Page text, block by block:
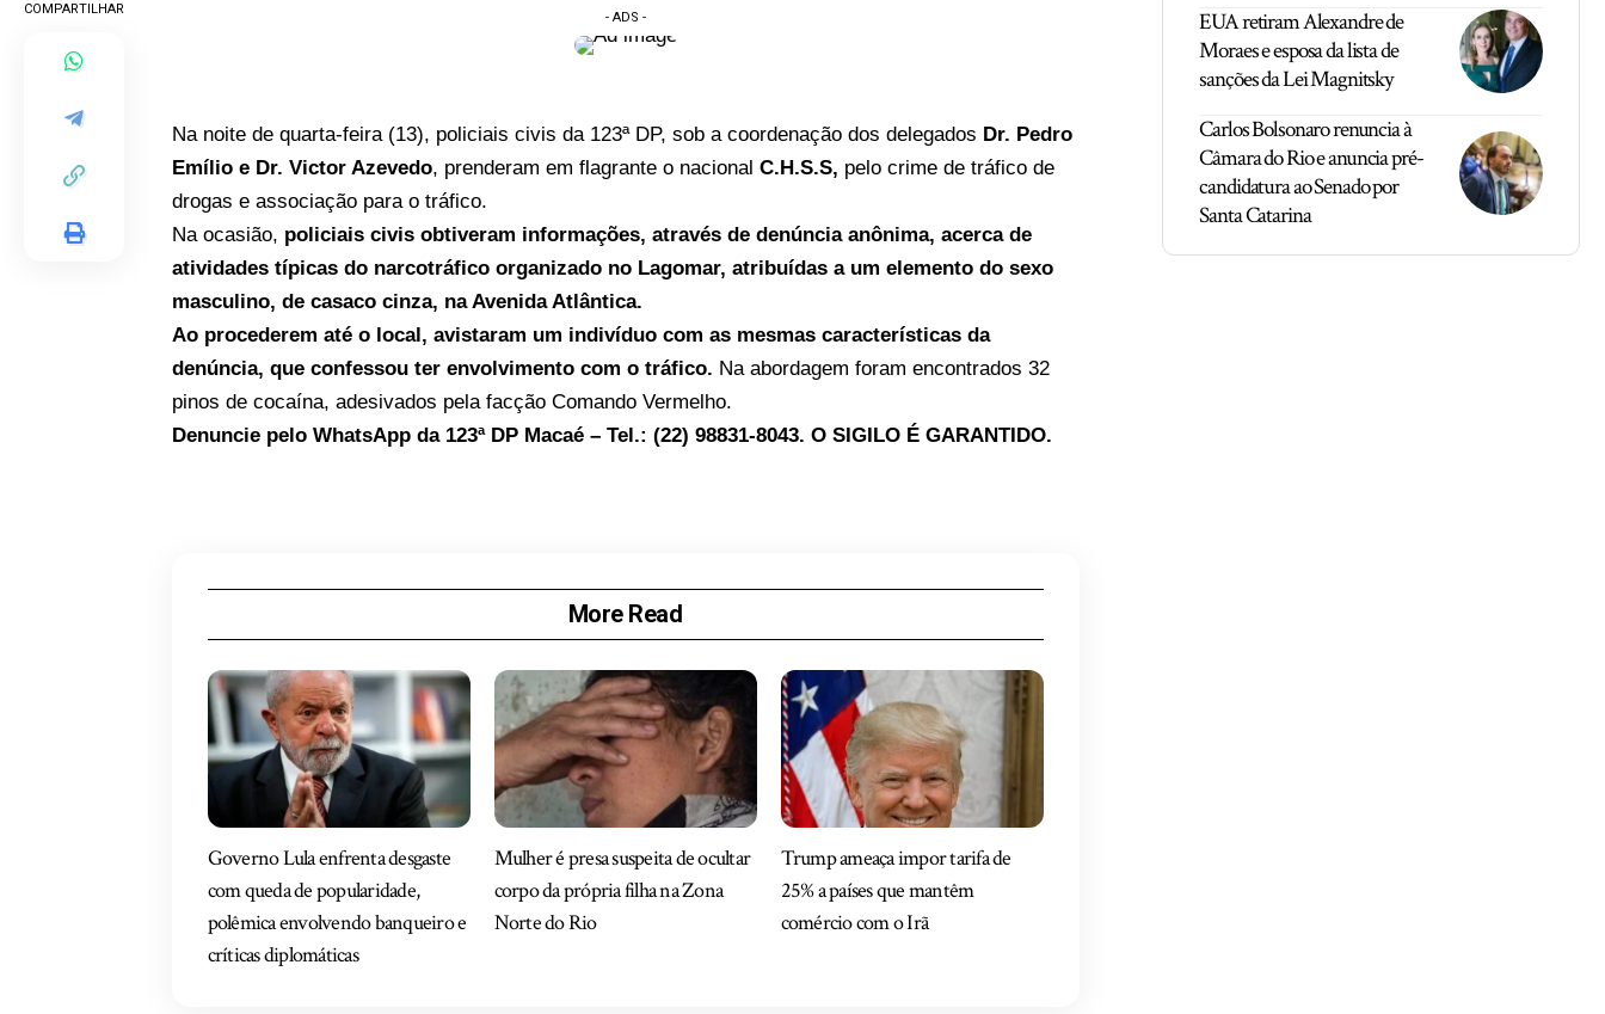
COMPARTILHAR
- ADS -
Na noite de quarta-feira (13), policiais civis da 123ª DP, sob a coordenação dos delegados Dr. Pedro
Emílio e Dr. Victor Azevedo, prenderam em flagrante o nacional C.H.S.S, pelo crime de tráfico de
drogas e associação para o tráfico.
Na ocasião, policiais civis obtiveram informações, através de denúncia anônima, acerca de
atividades típicas do narcotráfico organizado no Lagomar, atribuídas a um elemento do sexo
masculino, de casaco cinza, na Avenida Atlântica.
Ao procederem até o local, avistaram um indivíduo com as mesmas características da
denúncia, que confessou ter envolvimento com o tráfico. Na abordagem foram encontrados 32
pinos de cocaína, adesivados pela facção Comando Vermelho.
Denuncie pelo WhatsApp da 123ª DP Macaé – Tel.: (22) 98831-8043. O SIGILO É GARANTIDO.
More Read
Governo Lula enfrenta desgaste
com queda de popularidade,
polêmica envolvendo banqueiro e
críticas diplomáticas
Mulher é presa suspeita de ocultar
corpo da própria filha na Zona
Norte do Rio
Trump ameaça impor tarifa de
25% a países que mantêm
comércio com o Irã
EUA retiram Alexandre de
Moraes e esposa da lista de
sanções da Lei Magnitsky
Carlos Bolsonaro renuncia à
Câmara do Rio e anuncia pré-
candidatura ao Senado por
Santa Catarina